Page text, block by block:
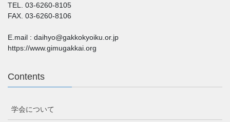
TEL. 03-6260-8105
FAX. 03-6260-8106
E.mail : daihyo@gakkokyoiku.or.jp
https://www.gimugakkai.org
Contents
学会について